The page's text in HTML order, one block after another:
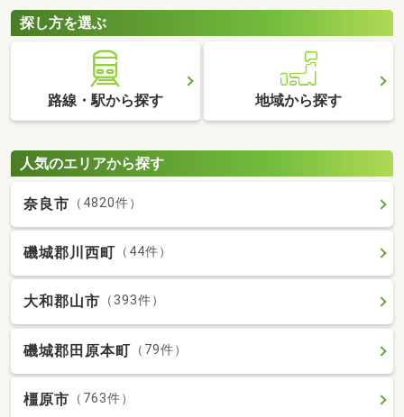
くださいね。
探し方を選ぶ
路線・駅から探す 地域から探す
人気のエリアから探す
奈良市 （4820件）
磯城郡川西町 （44件）
大和郡山市 （393件）
磯城郡田原本町 （79件）
橿原市 （763件）